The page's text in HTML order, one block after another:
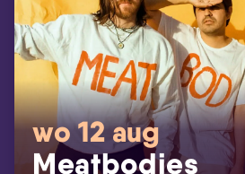
wo 12 aug
Meatbodies